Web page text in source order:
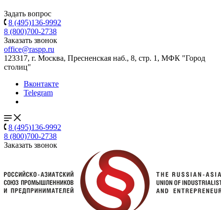
Задать вопрос
8 (495)136-9992
8 (800)700-2738
Заказать звонок
office@raspp.ru
123317, г. Москва, Пресненская наб., 8, стр. 1, МФК "Город
столиц"
Вконтакте
Telegram
8 (495)136-9992
8 (800)700-2738
Заказать звонок